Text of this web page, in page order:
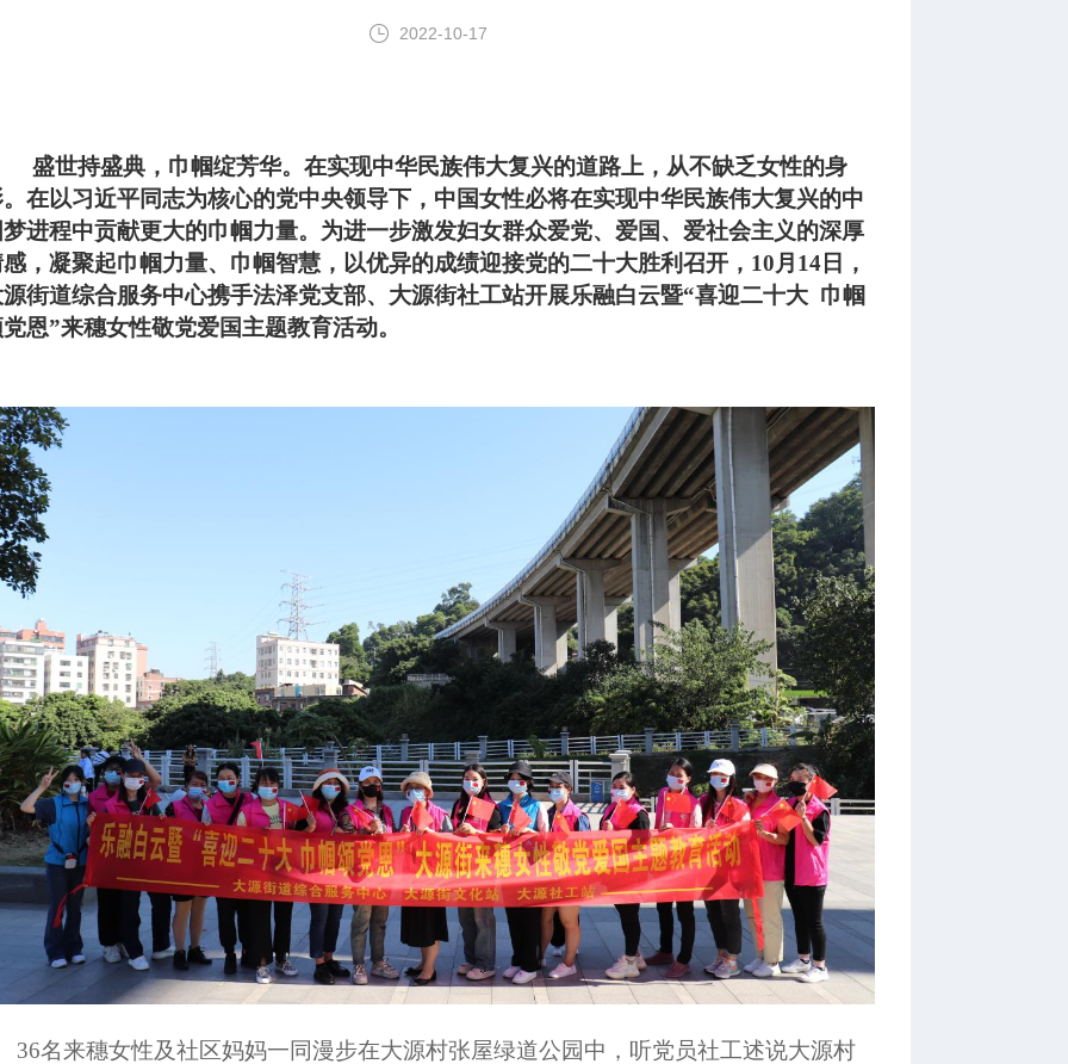
2022-10-17
盛世持盛典，巾帼绽芳华。在实现中华民族伟大复兴的道路上，从不缺乏女性的身
在以习近平同志为核心的党中央领导下，中国女性必将在实现中华民族伟大复兴的中
梦进程中贡献更大的巾帼力量。为进一步激发妇女群众爱党、爱国、爱社会主义的深厚
，凝聚起巾帼力量、巾帼智慧，以优异的成绩迎接党的二十大胜利召开， 10月14日，
街道综合服务中心携手法泽党支部、大源街社工站开展乐融白云暨“喜迎二十大 巾帼
恩”来穗女性敬党爱国主题教育活动。
36名来穗女性及社区妈妈一同漫步在大源村张屋绿道公园中，听党员社工述说大源村